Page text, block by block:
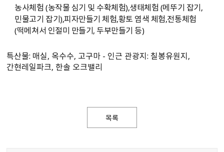
농사체험 （농작물 심기 및 수확체험）,생태체험 （메뚜기 잡기,
민물고기 잡기）,피자만들기 체험,황토 염색 체험,전통체험
（떡메쳐서 인절미 만들기, 두부만들기 등）
특산물: 매실, 옥수수, 고구마 - 인근 관광지: 칠봉유원지,
간현레일파크, 한솔 오크밸리
목록